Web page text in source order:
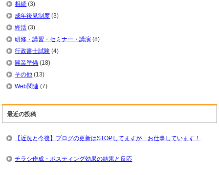
相続 (3)
成年後見制度 (3)
終活 (3)
研修・講習・セミナー・講演 (8)
行政書士試験 (4)
開業準備 (18)
その他 (13)
Web関連 (7)
最近の投稿
【近況と今後】ブログの更新はSTOPしてますが…お仕事しています！
チラシ作成・ポスティング効果の結果と反応